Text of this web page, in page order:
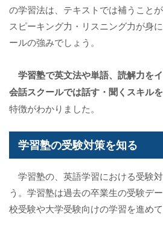
の学習法は、テキストでは補うこと
スピーキング力・リスニング力が身
ールの強みでしょう。
学習塾で英文法や単語、読解力を
会話スクールでは話す・聞くスキル
特徴がわかりました。
学習塾の受験対策を知る
学習塾の、英語学習における受験
う。学習塾は過去の卒業生の受験デ
校受験や大学受験向けの学習を進めて